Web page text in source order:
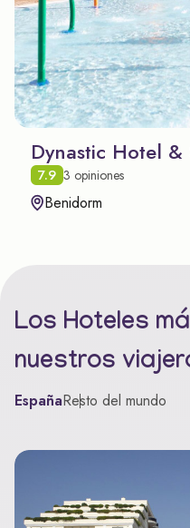
Dynastic Hotel &
7.9 3 opiniones
Benidorm
Los Hoteles
nuestros
EspañaResto del mundo